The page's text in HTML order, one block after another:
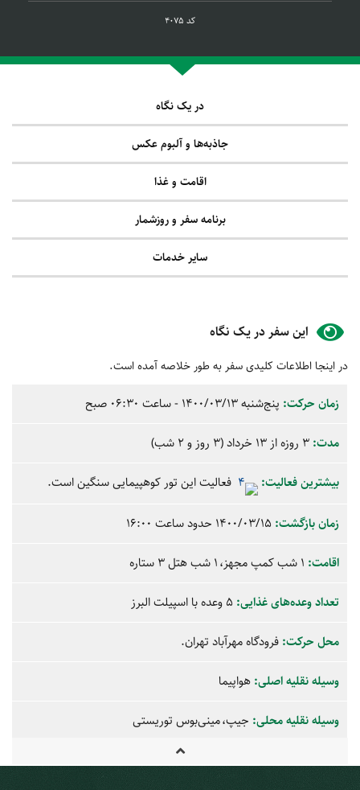
کد 4075
در یک نگاه
جاذبه‌ها و آلبوم عکس
اقامت و غذا
برنامه سفر و روزشمار
سایر خدمات
این سفر در یک نگاه
در اینجا اطلاعات کلیدی سفر به طور خلاصه آمده است.
زمان حرکت: پنج‌شنبه1400/03/13 - ساعت 06:30 صبح
مدت: 3 روزه از 13 خرداد (3 روز و 2 شب)
بیشترین فعالیت: فعالیت این تور کوهپیمایی سنگین است.
زمان بازگشت: 1400/03/15 حدود ساعت 16:00
اقامت: 1 شب کمپ مجهز 1 شب هتل 3 ستاره
تعداد وعده‌های غذایی: 5 وعده با اسپیلت البرز
محل حرکت: فرودگاه مهرآباد تهران.
وسیله نقلیه اصلی: هواپیما
وسیله نقلیه محلی: جیپ مینی‌بوس توریستی